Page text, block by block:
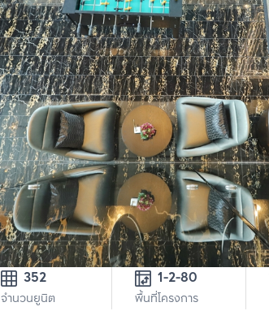
352
จำนวนยูนิต
1-2-80
พื้นที่โครงการ